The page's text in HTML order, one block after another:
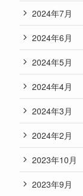
2024年7月
2024年6月
2024年5月
2024年4月
2024年3月
2024年2月
2023年10月
2023年9月